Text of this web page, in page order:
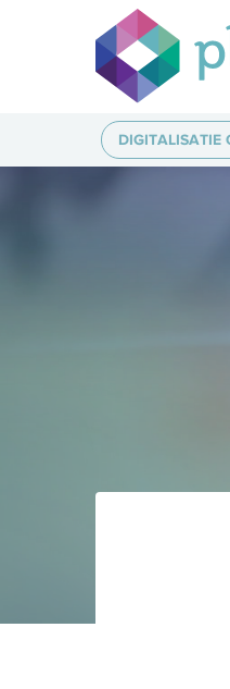
DIGITALISATIE